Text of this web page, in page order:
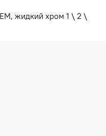
жидкий хром 1 \ 2 \